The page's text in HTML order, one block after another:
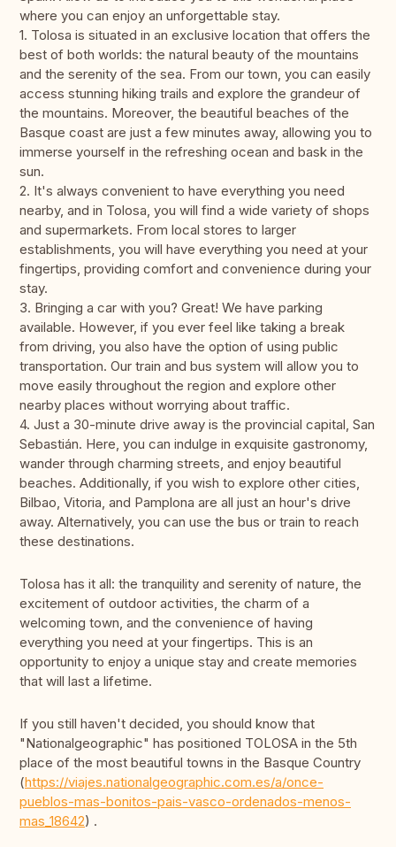
where you can enjoy an unforgettable stay.
1. Tolosa is situated in an exclusive location that offers the
best of both worlds: the natural beauty of the mountains
and the serenity of the sea. From our town, you can easily
access stunning hiking trails and explore the grandeur of
the mountains. Moreover, the beautiful beaches of the
Basque coast are just a few minutes away, allowing you to
immerse yourself in the refreshing ocean and bask in the
sun.
2. It's always convenient to have everything you need
nearby, and in Tolosa, you will find a wide variety of shops
and supermarkets. From local stores to larger
establishments, you will have everything you need at your
fingertips, providing comfort and convenience during your
stay.
3. Bringing a car with you? Great! We have parking
available. However, if you ever feel like taking a break
from driving, you also have the option of using public
transportation. Our train and bus system will allow you to
move easily throughout the region and explore other
nearby places without worrying about traffic.
4. Just a 30-minute drive away is the provincial capital, San
Sebastián. Here, you can indulge in exquisite gastronomy,
wander through charming streets, and enjoy beautiful
beaches. Additionally, if you wish to explore other cities,
Bilbao, Vitoria, and Pamplona are all just an hour's drive
away. Alternatively, you can use the bus or train to reach
these destinations.
Tolosa has it all: the tranquility and serenity of nature, the
excitement of outdoor activities, the charm of a
welcoming town, and the convenience of having
everything you need at your fingertips. This is an
opportunity to enjoy a unique stay and create memories
that will last a lifetime.
If you still haven't decided, you should know that
"Nationalgeographic" has positioned TOLOSA in the 5th
place of the most beautiful towns in the Basque Country
(https://viajes.nationalgeographic.com.es/a/once-
pueblos-mas-bonitos-pais-vasco-ordenados-menos-
mas_18642) .